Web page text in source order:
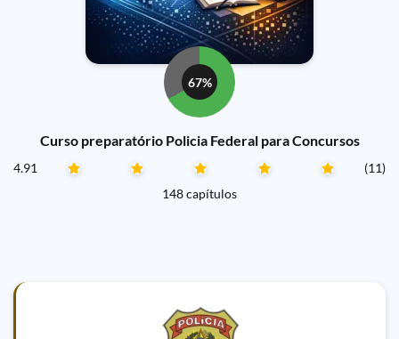
67%
Curso preparatório Policia Federal para Concursos
4.91
(11)
148 capítulos